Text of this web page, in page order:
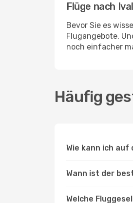
Flüge nach
Bevor Sie es
Flugangebote.
noch einfacher
Häufig
Wie kann ich auf
Wann ist der
Welche